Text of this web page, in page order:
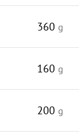
360 g
160 g
200 g